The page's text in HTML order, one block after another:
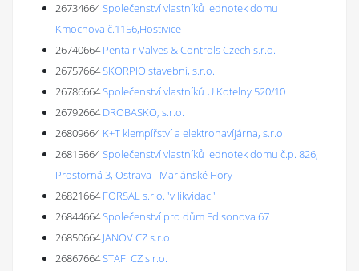
26734664Společenství vlastníků jednotek domu
Kmochova č.1156,Hostivice
26740664 Pentair Valves & Controls Czech s.r.o.
26757664SKORPIO stavební, s.r.o.
26786664Společenství vlastníků U Kotelny 520/10
26792664 DROBASKO, s.r.o.
26809664 K+T klempířství a elektronavíjárna, s.r.o.
26815664Společenství vlastníků jednotek domu č.p. 826,
Prostorná 3, Ostrava - Mariánské Hory
26821664 FORSAL s.r.o. 'v likvidaci'
26844664Společenství pro dům Edisonova 67
26850664 JANOV CZ s.r.o.
26867664STAFI CZ s.r.o.